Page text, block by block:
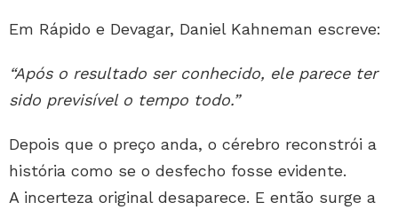
Em Rápido e Devagar, Daniel Kahneman escreve:
“Após o resultado ser conhecido, ele parece ter
sido previsível o tempo todo.”
Depois que o preço anda, o cérebro reconstrói a
história como se o desfecho fosse evidente.
A incerteza original desaparece. E então surge a